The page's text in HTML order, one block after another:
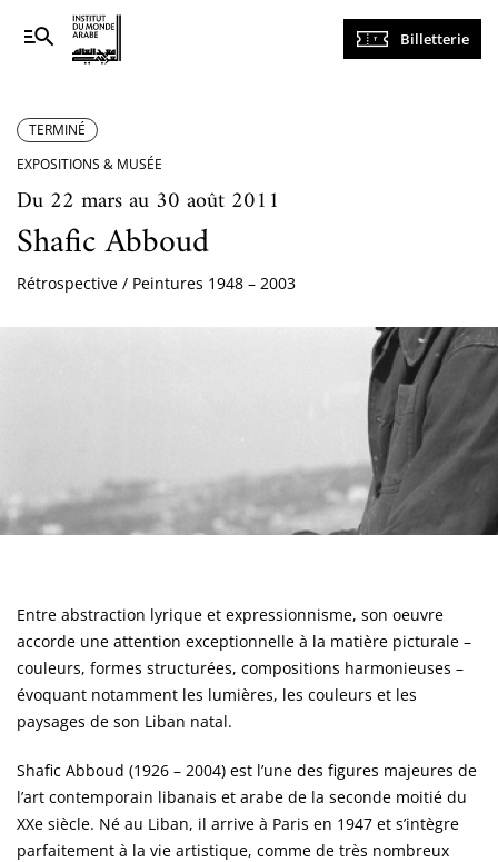
Navigation
principale
Billetterie
TERMINÉ
EXPOSITIONS & MUSÉE
Du 22 mars au 30 août 2011
Shafic Abboud
Rétrospective / Peintures 1948 – 2003
Entre abstraction lyrique et expressionnisme, son oeuvre
accorde une attention exceptionnelle à la matière picturale –
couleurs, formes structurées, compositions harmonieuses –
évoquant notamment les lumières, les couleurs et les
paysages de son Liban natal.
Shafic Abboud (1926 – 2004) est l’une des figures majeures de
l’art contemporain libanais et arabe de la seconde moitié du
XXe siècle. Né au Liban, il arrive à Paris en 1947 et s’intègre
parfaitement à la vie artistique, comme de très nombreux